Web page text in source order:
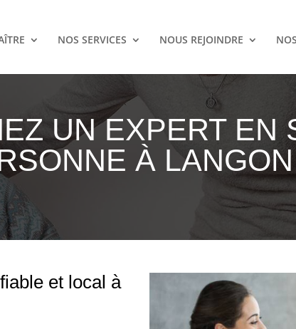
NOS SERVICES NOUS REJOINDRE
UN EXPERT EN
À
et local à